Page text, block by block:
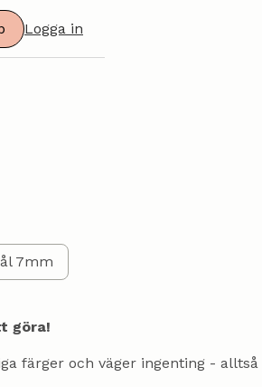
Logga in
7mm
göra!
färger och väger ingenting - alltså